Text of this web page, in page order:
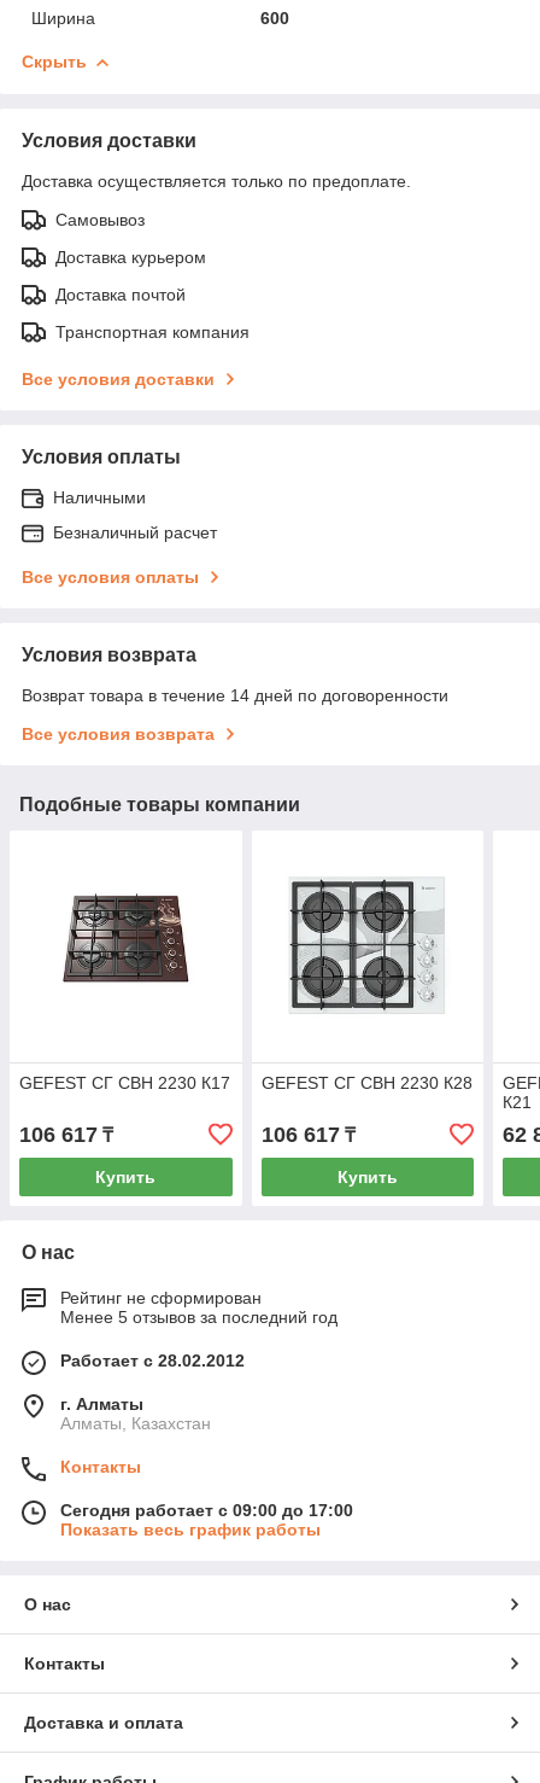
Ширина
600
Скрыть
Условия доставки
Доставка осуществляется только по предоплате.
Самовывоз
Доставка курьером
Доставка почтой
Транспортная компания
Все условия доставки
Условия оплаты
Наличными
Безналичный расчет
Все условия оплаты
Условия возврата
Возврат товара в течение 14 дней по договоренности
Все условия возврата
Подобные товары компании
GEFEST СГ СВН 2230 К17
106 617 ₸
Купить
GEFEST СГ СВН 2230 К28
106 617₸
Купить
К21
62
О нас
Рейтинг не сформирован
Менее 5 отзывов за последний год
Работает с 28.02.2012
г. Алматы
Алматы, Казахстан
Контакты
Сегодня работает с 09:00 до 17:00
Показать весь график работы
О нас
Контакты
Доставка и оплата